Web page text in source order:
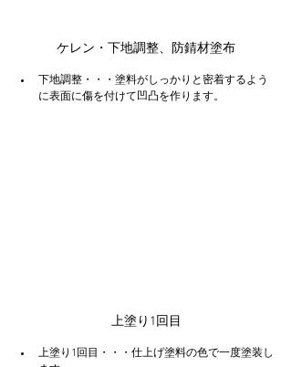
ケレン・下地調整、防錆材塗布
下地調整・・・塗料がしっかりと密着するよう
に表面に傷を付けて凹凸を作ります。
上塗り1回目
上塗り1回目・・・仕上げ塗料の色で一度塗装し